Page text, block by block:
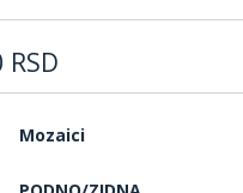
RSD
Mozaici